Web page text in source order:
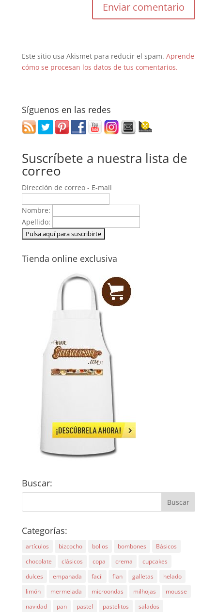
Este sitio usa Akismet para reducir el spam. Aprende
cómo se procesan los datos de tus comentarios.
Síguenos en las redes
Suscríbete a nuestra lista de
correo
Dirección de correo - E-mail
Nombre:
Apellido:
Tienda online exclusiva
Buscar:
Categorías:
artículos bizcocho bollos bombones
Básicos
chocolate
clásicos copa crema
cupcakes
dulces
empanada facil flan galletas
helado
limón
mermelada microondas milhojas
mousse
navidad
pan pastel pastelitos
salados